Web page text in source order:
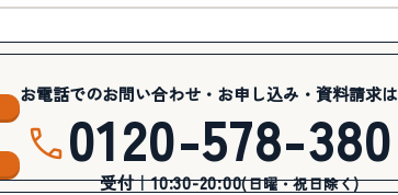
お電話でのお問い合わせ・お申し込み・資料請求は
0120-578-380
受付｜10:30-20:00(日曜・祝日除く)